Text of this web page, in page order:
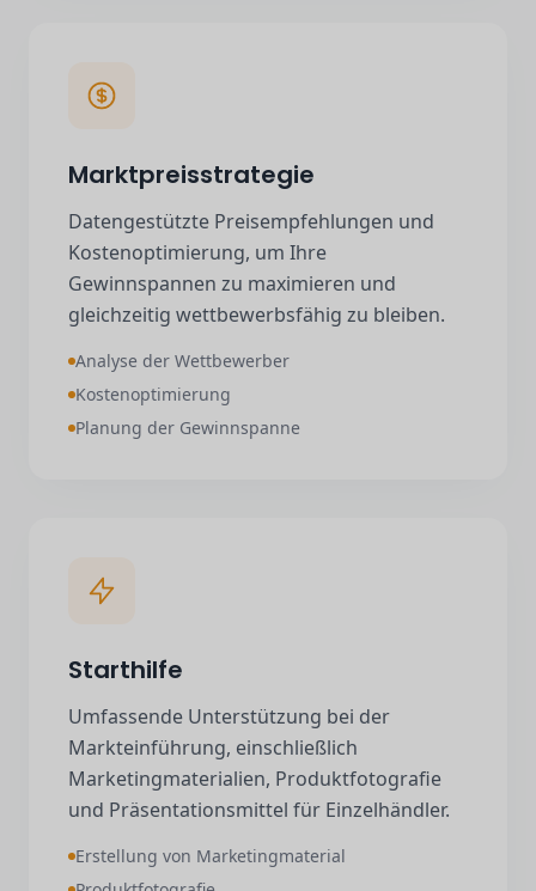
Marktpreisstrategie
Datengestützte Preisempfehlungen und
Kostenoptimierung, um Ihre
Gewinnspannen zu maximieren und
gleichzeitig wettbewerbsfähig zu bleiben.
Analyse der Wettbewerber
Kostenoptimierung
Planung der Gewinnspanne
Starthilfe
Umfassende Unterstützung bei der
Markteinführung, einschließlich
Marketingmaterialien, Produktfotografie
und Präsentationsmittel für Einzelhändler.
Erstellung von Marketingmaterial